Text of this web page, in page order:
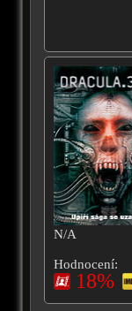
N/A
Hodnocení:
18%